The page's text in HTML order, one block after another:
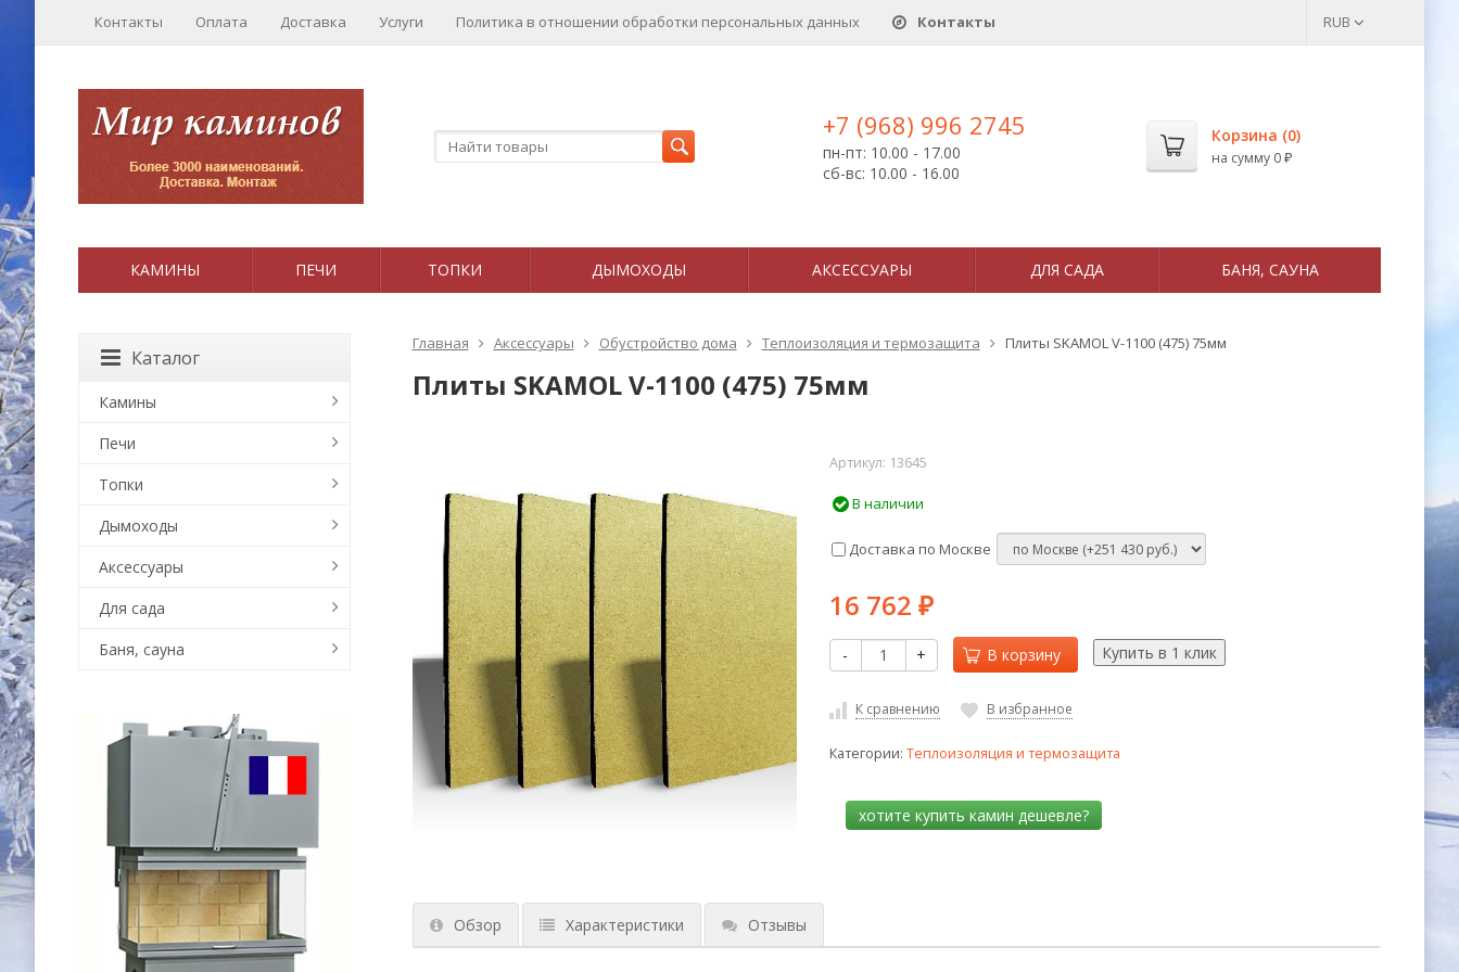
Контакты Оплата Доставка Услуги Политика в отношении обработки персональных данныx Контакты RUB
+7 (968) 996 2745
пн-пт: 10.00 - 17.00
сб-вс: 10.00 - 16.00
Корзина (0)
на сумму 0 ₽
КАМИНЫ ПЕЧИ ТОПКИ ДЫМОХОДЫ АКСЕССУАРЫ ДЛЯ САДА БАНЯ, САУНА
Главная Аксессуары Обустройство дома Теплоизоляция и термозащита Плиты SKAMOL V-1100 (475) 75мм
Плиты SKAMOL V-1100 (475) 75мм
Артикул: 13645
В наличии
Доставка по Москве
16 762 ₽
- + В корзину
К сравнению В избранное
Категории: Теплоизоляция и термозащита
Обзор Характеристики Отзывы
Каталог
Камины
Печи
Топки
Дымоходы
Аксессуары
Для сада
Баня, сауна